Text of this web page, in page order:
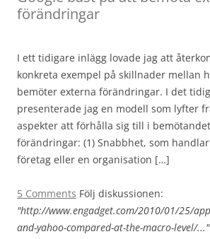
förändringar
I ett tidigare inlägg lovade jag att
konkreta exempel på skillnader mellan
bemöter externa förändringar. I det
presenterade jag en modell som lyfter
aspekter att förhålla sig till i
förändringar: (1) Snabbhet, som
företag eller en organisation […]
5 Comments Följ diskussionen:
"http://www.engadget.com/2010/01/25/
and-yahoo-compared-at-the-macro-level/..."